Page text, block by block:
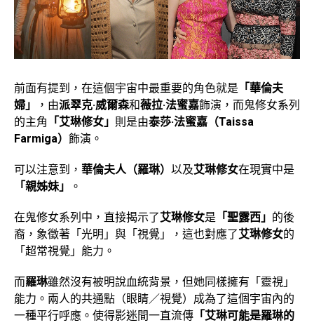
前面有提到，在這個宇宙中最重要的角色就是 「華倫夫
婦」
，由派翠克·威爾森和薇拉·法蜜嘉飾演，而鬼修女系列
的主角
「艾琳修女」 則是由泰莎·法蜜嘉（Taissa
Farmiga） 飾演。
可以注意到， 華倫夫人（羅琳） 以及艾琳修女在現實中是
「親姊妹」
。
在鬼修女系列中，直接揭示了艾琳修女是 「聖露西」 的後
裔，象徵著「光明」與「視覺」，這也對應了艾琳修女的
「超常視覺」能力。
而羅琳雖然沒有被明說血統背景，但她同樣擁有「靈視」
能力。兩人的共通點（眼睛／視覺）成為了這個宇宙內的
一種平行呼應。使得影迷間一直流傳 「艾琳可能是羅琳的